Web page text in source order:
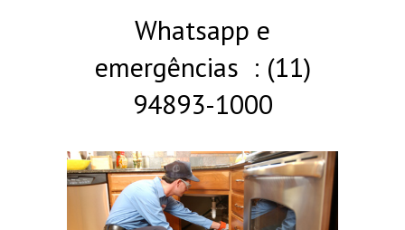
Whatsapp e
emergências : (11)
94893-1000